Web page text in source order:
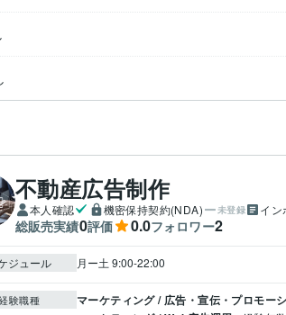
不動産広告制作
本人確認 機密保持契約(NDA) 未登録 イン
総販売実績0評価 0.0フォロワー2
ジュール 月ー土 9:00-22:00
験職種 マーケティング / 広告・宣伝・プロモー